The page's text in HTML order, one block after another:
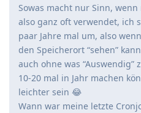
Sowas macht nur Sinn,
also ganz oft verwendet, ich
paar Jahre mal um, also
den Speicherort “sehen”
auch ohne was
10-20 mal in Jahr machen
leichter sein 😂
Wann war meine letzte